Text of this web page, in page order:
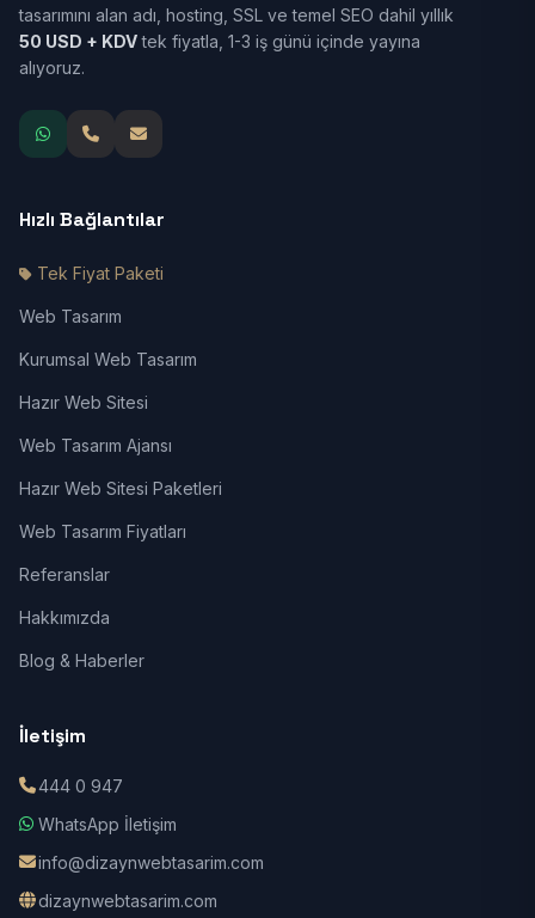
tasarımını alan adı, hosting, SSL ve temel SEO dahil yıllık
50 USD + KDVtek fiyatla, 1-3 iş günü içinde yayına
alıyoruz.
Hızlı Bağlantılar
Tek Fiyat Paketi
Web Tasarım
Kurumsal Web Tasarım
Hazır Web Sitesi
Web Tasarım Ajansı
Hazır Web Sitesi Paketleri
Web Tasarım Fiyatları
Referanslar
Hakkımızda
Blog & Haberler
İletişim
444 0 947
WhatsApp İletişim
info@dizaynwebtasarim.com
dizaynwebtasarim.com